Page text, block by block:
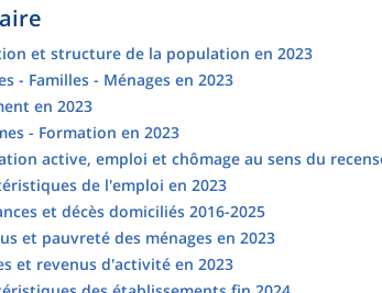
et structure de la population en 2023
- Familles - Ménages en 2023
en 2023
- Formation en 2023
active, emploi et chômage au sens du
de l'emploi en 2023
et décès domiciliés 2016-2025
et pauvreté des ménages en 2023
et revenus d'activité en 2023